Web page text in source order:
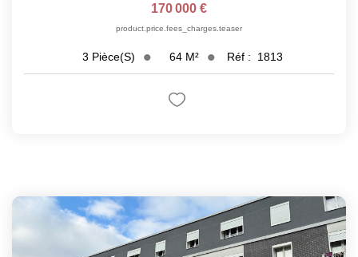
170 000 €
product.price.fees_charges.teaser
3 Pièce(s) 64 M² Réf : 1813